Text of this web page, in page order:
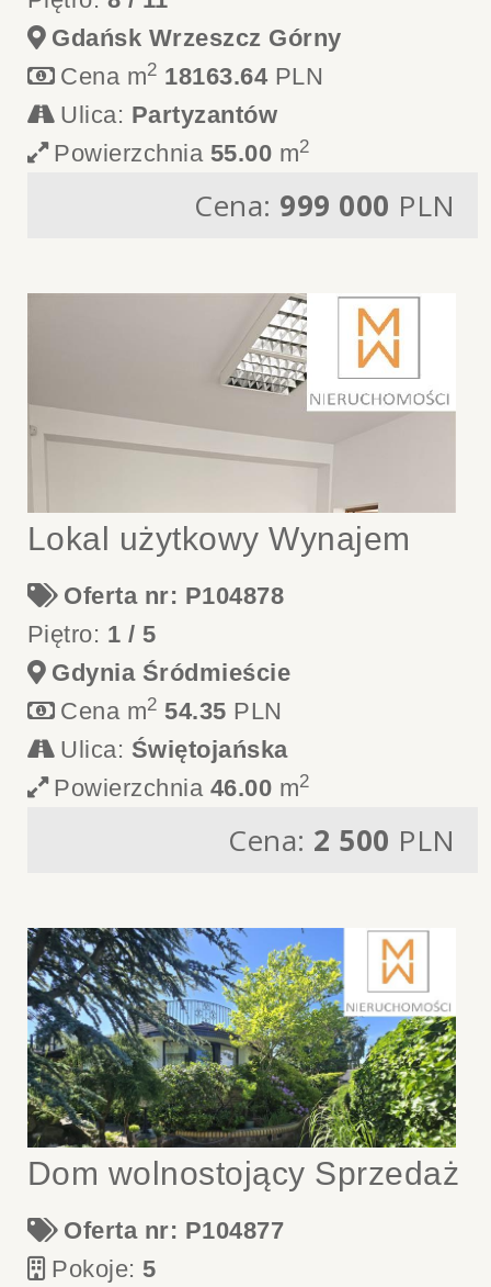
Gdańsk Wrzeszcz Górny
Cena m2 18163.64 PLN
Ulica: Partyzantów
Powierzchnia 55.00 m2
Cena: 999 000 PLN
Lokal użytkowy Wynajem
Oferta nr: P104878
Piętro: 1 / 5
Gdynia Śródmieście
Cena m2 54.35 PLN
Ulica: Świętojańska
Powierzchnia 46.00 m2
Cena: 2 500 PLN
Dom wolnostojący Sprzedaż
Oferta nr: P104877
Pokoje:5